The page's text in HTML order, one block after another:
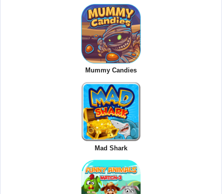
Mummy Candies
Mad Shark